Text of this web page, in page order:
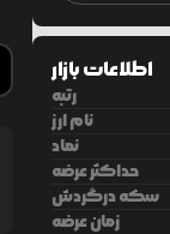
اطلاعات بازار
رتبه
نام ارز
نماد
حداکثر عرضه
سکه درگردش
زمان عرضه